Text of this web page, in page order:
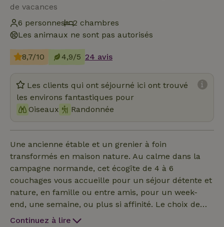
de vacances
6 personnes
2 chambres
Les animaux ne sont pas autorisés
8,7/10 4,9/5 24 avis
Les clients qui ont séjourné ici ont trouvé
les environs fantastiques pour
Oiseaux
Randonnée
Une ancienne étable et un grenier à foin
transformés en maison nature. Au calme dans la
campagne normande, cet écogîte de 4 à 6
couchages vous accueille pour un séjour détente et
nature, en famille ou entre amis, pour un week-
end, une semaine, ou plus si affinité. Le choix de
matériaux bio-sourcés et l'utilisation d'énergies
Continuez à lire